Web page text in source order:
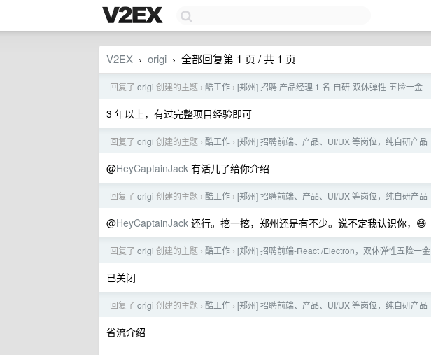
V2EX › origi › 全部回复第 1 页 / 共 1 页
回复了 origi 创建的主题 › 酷工作 › [郑州] 招聘 产品经理 1 名-自研-双休弹性-五险一金
3 年以上，有过完整项目经验即可
回复了 origi 创建的主题 › 酷工作 › [郑州] 招聘前端、产品、UI/UX 等岗位，纯自研产品
@HeyCaptainJack 有活儿了给你介绍
回复了 origi 创建的主题 › 酷工作 › [郑州] 招聘前端、产品、UI/UX 等岗位，纯自研产品
@HeyCaptainJack 还行。挖一挖，郑州还是有不少。说不定我认识你，😄
回复了 origi 创建的主题 › 酷工作 › [郑州] 招聘前端-React /Electron，双休弹性五险一金
已关闭
回复了 origi 创建的主题 › 酷工作 › [郑州] 招聘前端、产品、UI/UX 等岗位，纯自研产品
省流介绍